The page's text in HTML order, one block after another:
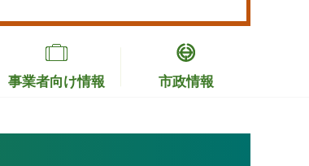
事業者向け情報 市政情報